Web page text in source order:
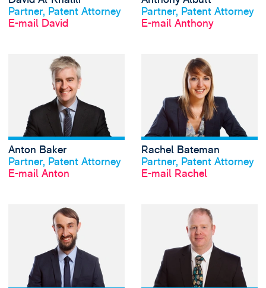
Partner, Patent Attorney
E-mail David
Partner, Patent Attorney
E-mail Anthony
Anton Baker
Partner, Patent Attorney
E-mail Anton
View Anton
Profil anschauen
Rachel Bateman
Partner, Patent Attorney
E-mail Rachel
View Martin